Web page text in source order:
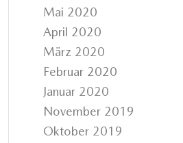
Mai 2020
April 2020
März 2020
Februar 2020
Januar 2020
November 2019
Oktober 2019